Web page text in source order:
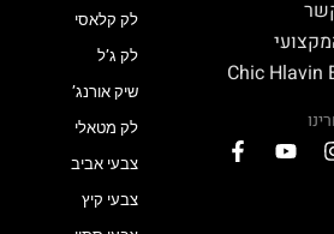
Chic Hlavin
לק קלאסי
לק ג’ל
שיק אורנג’
לק מטאלי
צבעי אביב
צבעי קיץ